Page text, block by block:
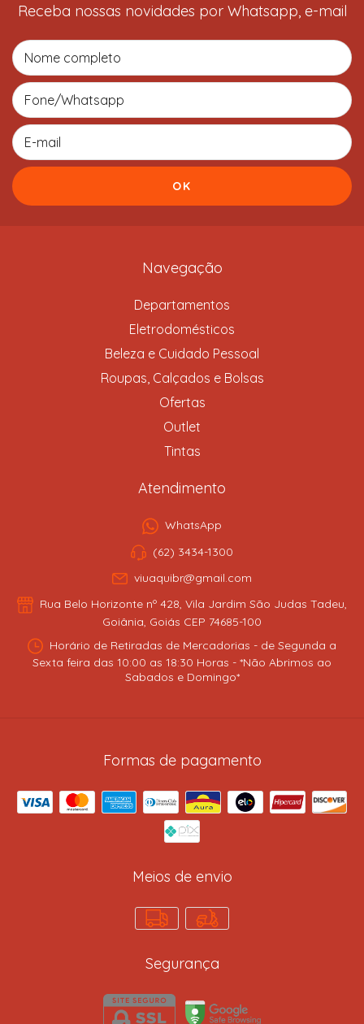
Receba nossas novidades por Whatsapp, e-mail
Navegação
Departamentos
Eletrodomésticos
Beleza e Cuidado Pessoal
Roupas, Calçados e Bolsas
Ofertas
Outlet
Tintas
Atendimento
WhatsApp
(62) 3434-1300
viuaquibr@gmail.com
Rua Belo Horizonte nº 428, Vila Jardim São Judas Tadeu,
Goiânia, Goiás CEP 74685-100
Horário de Retiradas de Mercadorias - de Segunda a
Sexta feira das 10:00 as 18:30 Horas - *Não Abrimos ao
Sabados e Domingo*
Formas de pagamento
Meios de envio
Segurança